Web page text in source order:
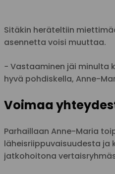
Sitäkin heräteltiin
asennetta voisi muuttaa.
− Vastaaminen jäi minulta
hyvä pohdiskella, Anne-
Voimaa
Parhaillaan Anne-Maria
läheisriippuvaisuudesta ja
jatkohoitona